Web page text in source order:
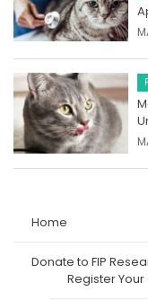
Home
Donate to FIP
Register Your